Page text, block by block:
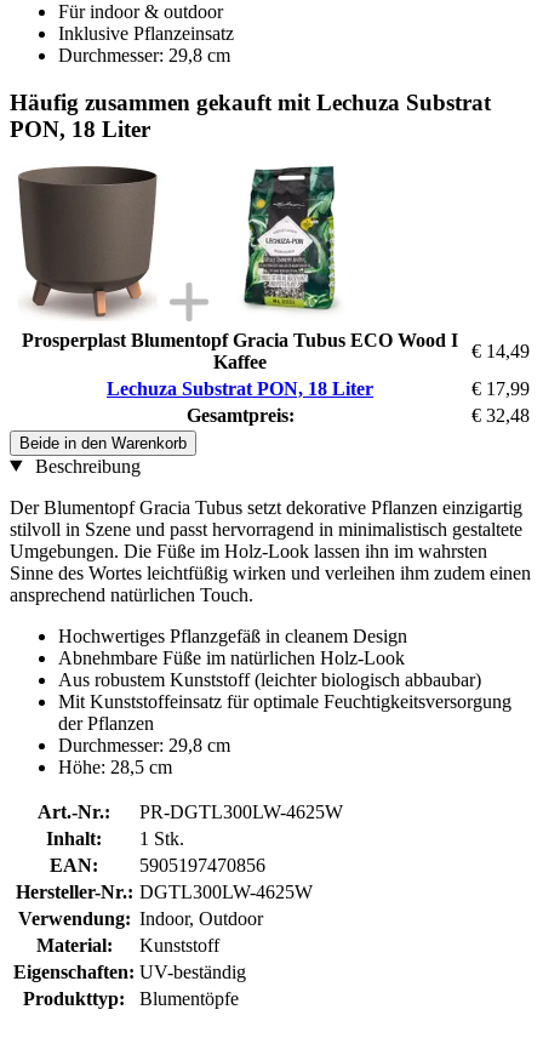
Für indoor & outdoor
Inklusive Pflanzeinsatz
Durchmesser: 29,8 cm
Häufig zusammen gekauft mit Lechuza Substrat
PON, 18 Liter
Prosperplast Blumentopf Gracia Tubus ECO Wood I
Kaffee
€ 14,49
Lechuza Substrat PON, 18 Liter
€ 17,99
Gesamtpreis:
€ 32,48
Beide in den Warenkorb
Beschreibung
Der Blumentopf Gracia Tubus setzt dekorative Pflanzen einzigartig
stilvoll in Szene und passt hervorragend in minimalistisch gestaltete
Umgebungen. Die Füße im Holz-Look lassen ihn im wahrsten
Sinne des Wortes leichtfüßig wirken und verleihen ihm zudem einen
ansprechend natürlichen Touch.
Hochwertiges Pflanzgefäß in cleanem Design
Abnehmbare Füße im natürlichen Holz-Look
Aus robustem Kunststoff (leichter biologisch abbaubar)
Mit Kunststoffeinsatz für optimale Feuchtigkeitsversorgung
der Pflanzen
Durchmesser: 29,8 cm
Höhe: 28,5 cm
Art.-Nr.:
PR-DGTL300LW-4625W
Inhalt:
1 Stk.
EAN:
5905197470856
Hersteller-Nr.: DGTL300LW-4625W
Verwendung: Indoor, Outdoor
Material:
Kunststoff
Eigenschaften: UV-beständig
Produkttyp:
Blumentöpfe